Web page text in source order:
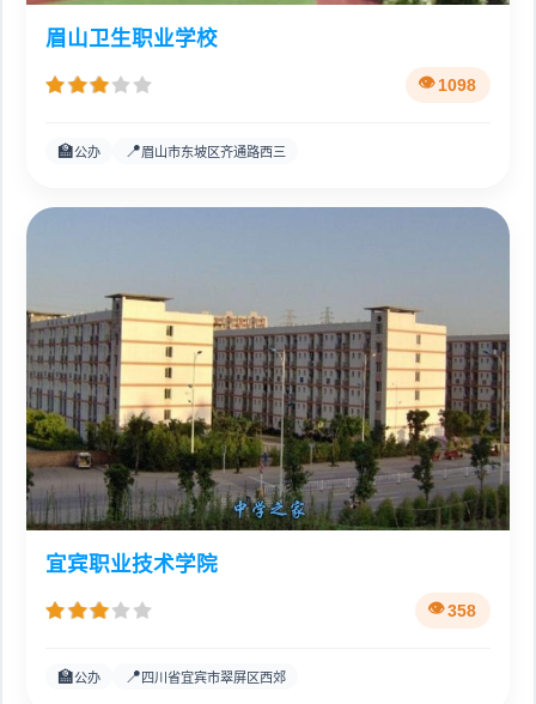
眉山卫生职业学校
1098
🏫公办 📍眉山市东坡区齐通路西三
宜宾职业技术学院
358
🏫公办 📍四川省宜宾市翠屏区西郊